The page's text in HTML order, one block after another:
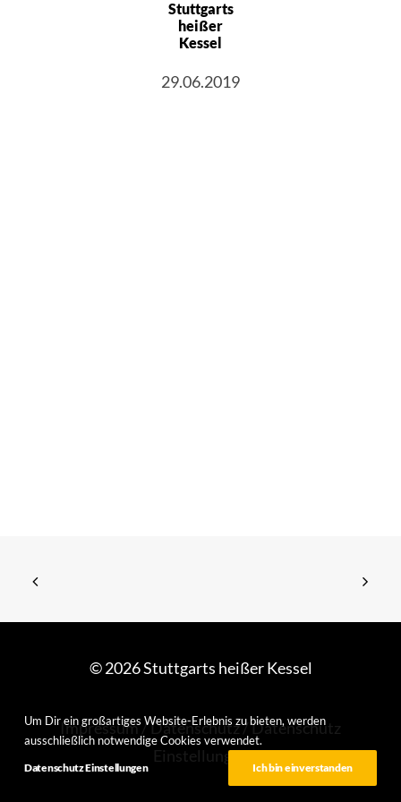
Stuttgarts
heißer
Kessel
29.06.2019
© 2026 Stuttgarts heißer Kessel
Impressum/Datenschutz/Datenschutz
Einstellungen
Um Dir ein großartiges Website-Erlebnis zu bieten, werden
ausschließlich notwendige Cookies verwendet.
Datenschutz Einstellungen Ich bin einverstanden